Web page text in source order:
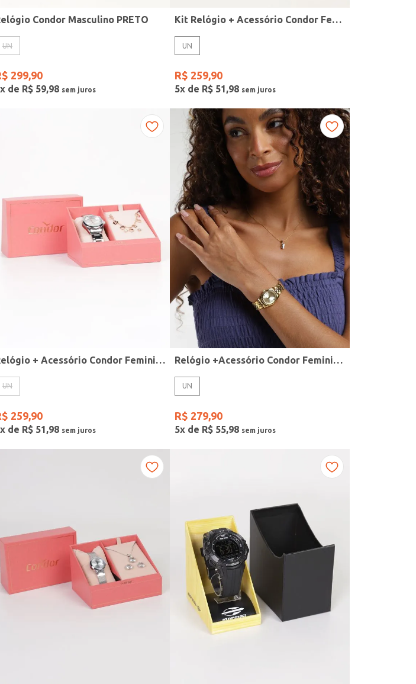
Condor Masculino PRETO
UN
299,90
x de R$ 59,98
Kit Relógio + Acessório Condor Feminino DOURADO
UN
R$ 259,90
5x de R$ 51 ,98
Relógio + Acessório Condor Feminino PRATA
UN
259,90
x de R$ 51,98
Relógio +Acessório Condor Feminino DOURADO
UN
R$ 279,90
5x de R$ 55,98